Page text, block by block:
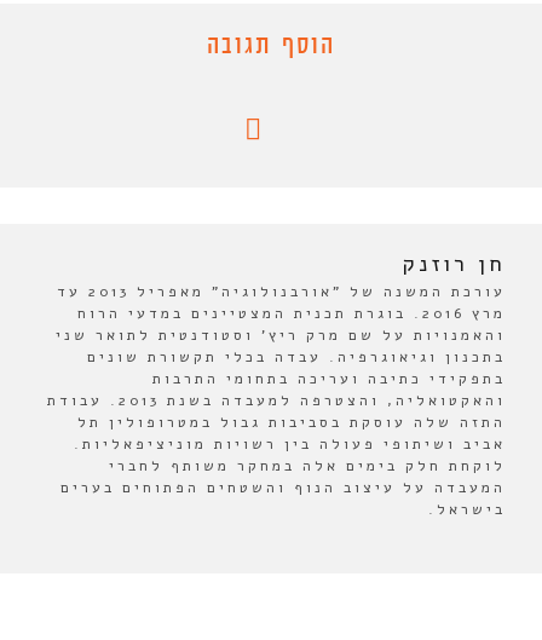
הוסף תגובה
חן רוזנק
עורכת המשנה של "אורבנולוגיה" מאפריל 2013 עד
מרץ 2016. בוגרת תכנית המצטיינים במדעי הרוח
והאמנויות על שם מרק ריץ' וסטודנטית לתואר שני
בתכנון וגיאוגרפיה. עבדה בכלי תקשורת שונים
בתפקידי כתיבה ועריכה בתחומי התרבות
והאקטואליה, והצטרפה למעבדה בשנת 2013. עבודת
התזה שלה עוסקת בסביבות גבול במטרופולין תל
אביב ושיתופי פעולה בין רשויות מוניציפאליות.
לוקחת חלק בימים אלה במחקר משותף לחברי
המעבדה על עיצוב הנוף והשטחים הפתוחים בערים
בישראל.